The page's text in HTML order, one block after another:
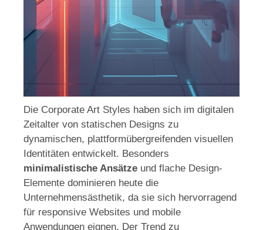
Die Corporate Art Styles haben sich im digitalen
Zeitalter von statischen Designs zu
dynamischen, plattformübergreifenden visuellen
Identitäten entwickelt. Besonders
minimalistische Ansätze und flache Design-
Elemente dominieren heute die
Unternehmensästhetik, da sie sich hervorragend
für responsive Websites und mobile
Anwendungen eignen. Der Trend zu